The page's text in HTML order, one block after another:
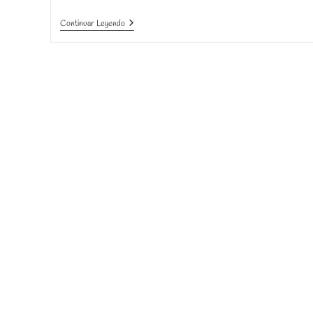
Continuar LeyendoJuegos
Sin